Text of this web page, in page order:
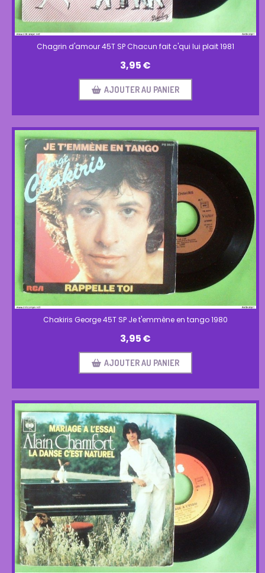
Chagrin d'amour 45T SP Chacun fait c'qui lui plait 1981
3,95€
AJOUTER AU PANIER
Chakiris George 45T SP Je t'emmène en tango 1980
3,95€
AJOUTER AU PANIER